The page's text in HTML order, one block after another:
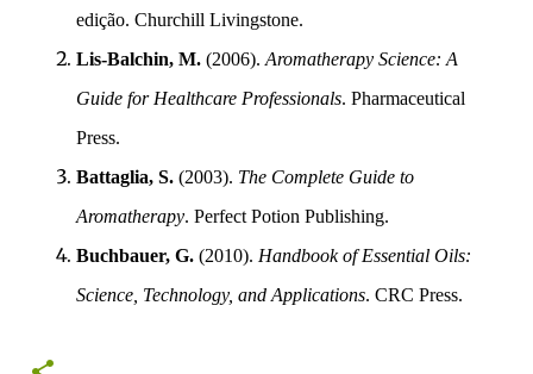
edição. Churchill Livingstone.
Lis-Balchin, M. (2006). Aromatherapy Science: A
Guide for Healthcare Professionals. Pharmaceutical
Press.
Battaglia, S. (2003). The Complete Guide to
Aromatherapy. Perfect Potion Publishing.
Buchbauer, G. (2010). Handbook of Essential Oils:
Science, Technology, and Applications. CRC Press.